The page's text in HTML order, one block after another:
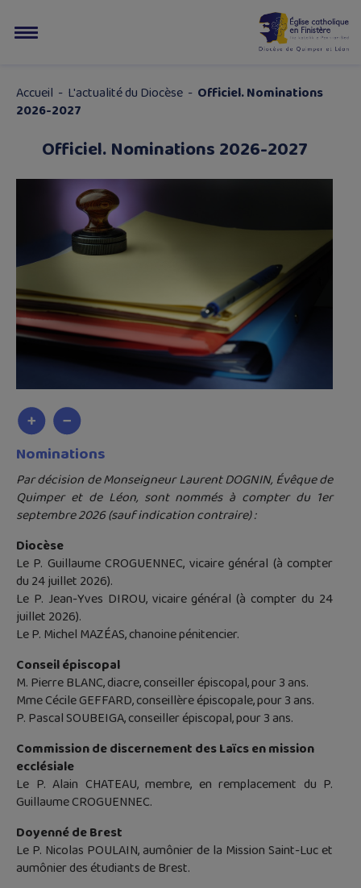
Accueil - L'actualité du Diocèse - Officiel. Nominations
2026-2027
Officiel. Nominations 2026-2027
Nominations
Par décision de Monseigneur Laurent DOGNIN, Évêque de
Quimper et de Léon, sont nommés à compter du 1er
septembre 2026 (sauf indication contraire) :
Diocèse
Le P. Guillaume CROGUENNEC, vicaire général (à compter
du 24 juillet 2026).
Le P. Jean-Yves DIROU, vicaire général (à compter du 24
juillet 2026).
Le P. Michel MAZÉAS, chanoine pénitencier.
Conseil épiscopal
M. Pierre BLANC, diacre, conseiller épiscopal, pour 3 ans.
Mme Cécile GEFFARD, conseillère épiscopale, pour 3 ans.
P. Pascal SOUBEIGA, conseiller épiscopal, pour 3 ans.
Commission de discernement des Laïcs en mission
ecclésiale
Le P. Alain CHATEAU, membre, en remplacement du P.
Guillaume CROGUENNEC.
Doyenné de Brest
Le P. Nicolas POULAIN, aumônier de la Mission Saint-Luc et
aumônier des étudiants de Brest.